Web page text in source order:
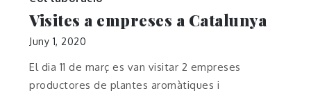
Visites a empreses a Catalunya
Juny 1, 2020
El dia 11 de març es van visitar 2 empreses
productores de plantes aromàtiques i